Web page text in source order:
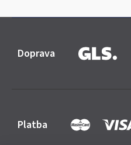
Doprava
Platba